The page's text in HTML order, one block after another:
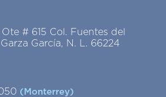
# 615 Col. Fuentes del
García, N. L. 66224
(Monterrey)